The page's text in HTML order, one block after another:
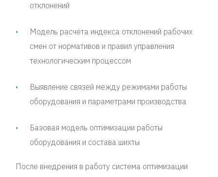
отклонений
Модель расчёта индекса отклонений рабочих
смен от нормативов и правил управления
технологическим процессом
Выявление связей между режимами работы
оборудования и параметрами производства
Базовая модель оптимизации работы
оборудования и состава шихты
После внедрения в работу система оптимизации